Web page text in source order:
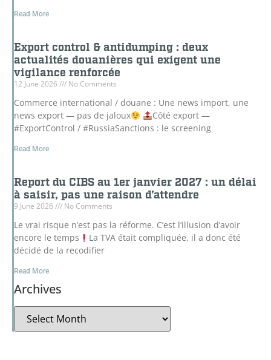
Read More
Export control & antidumping : deux
actualités douanières qui exigent une
vigilance renforcée
12 June 2026 No Comments
Commerce international / douane : Une news import, une
news export — pas de jaloux
Côté export —
#ExportControl / #RussiaSanctions : le screening
Read More
Report du CIBS au 1er janvier 2027 : un délai
à saisir, pas une raison d’attendre
9 June 2026 No Comments
Le vrai risque n’est pas la réforme. C’est l’illusion d’avoir
encore le temps
La TVA était compliquée, il a donc été
décidé de la recodifier
Read More
Archives